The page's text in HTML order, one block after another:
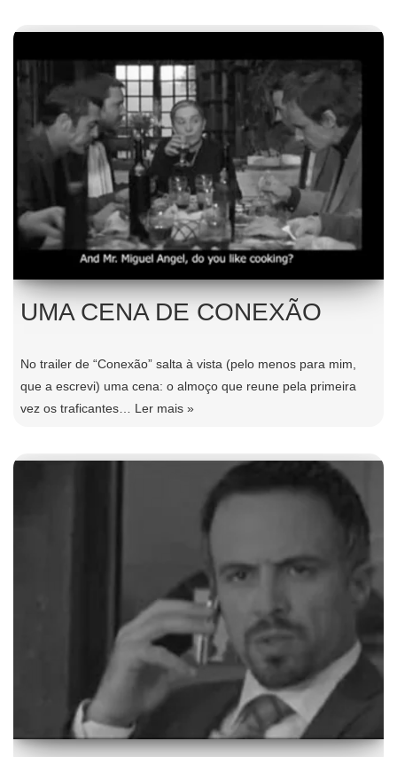
UMA CENA DE CONEXÃO
No trailer de “Conexão” salta à vista (pelo menos para mim,
que a escrevi) uma cena: o almoço que reune pela primeira
vez os traficantes… Ler mais »